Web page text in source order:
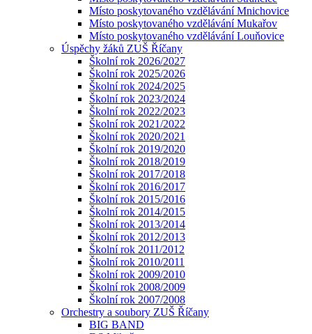
Místo poskytovaného vzdělávání Mnichovice
Místo poskytovaného vzdělávání Mukařov
Místo poskytovaného vzdělávání Louňovice
Úspěchy žáků ZUŠ Říčany
Školní rok 2026/2027
Školní rok 2025/2026
Školní rok 2024/2025
Školní rok 2023/2024
Školní rok 2022/2023
Školní rok 2021/2022
Školní rok 2020/2021
Školní rok 2019/2020
Školní rok 2018/2019
Školní rok 2017/2018
Školní rok 2016/2017
Školní rok 2015/2016
Školní rok 2014/2015
Školní rok 2013/2014
Školní rok 2012/2013
Školní rok 2011/2012
Školní rok 2010/2011
Školní rok 2009/2010
Školní rok 2008/2009
Školní rok 2007/2008
Orchestry a soubory ZUŠ Říčany
BIG BAND